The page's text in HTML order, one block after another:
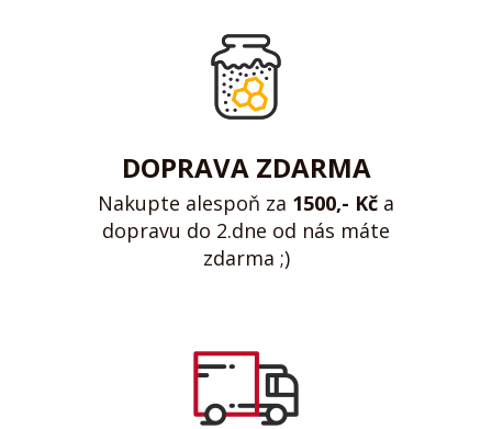
DOPRAVA ZDARMA
Nakupte alespoň za 1500,- Kč a
dopravu do 2.dne od nás máte
zdarma ;)